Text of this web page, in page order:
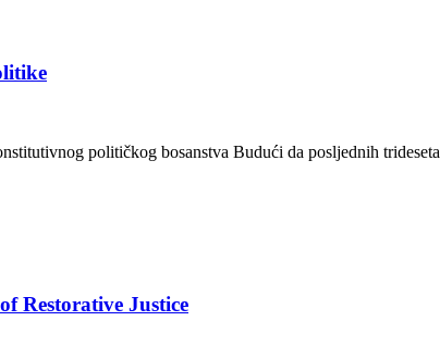
političkog bosanstva Budući da posljednih
Restorative Justice